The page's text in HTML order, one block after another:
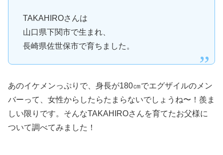
TAKAHIROさんは
山口県下関市で生まれ、
長崎県佐世保市で育ちました。
あのイケメンっぷりで、身長が180㎝でエグザイルのメン
バーって、女性からしたらたまらないでしょうね〜！羨ま
しい限りです。そんなTAKAHIROさんを育てたお父様に
ついて調べてみました！